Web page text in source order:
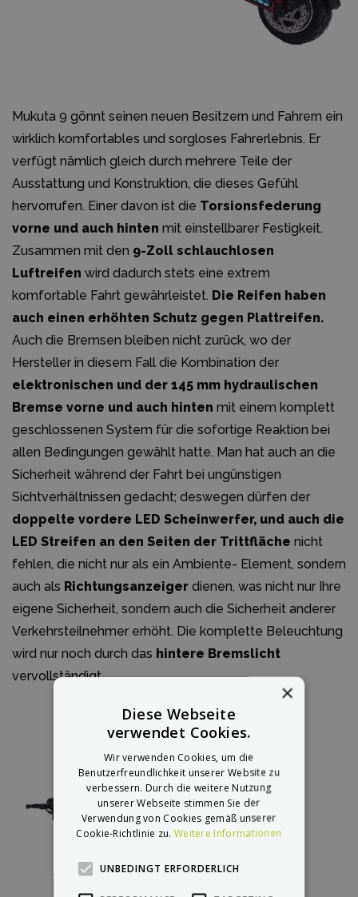
Mukuta 9 gönnt seinen neuen Besitzern und Fahrern ein
wirklich komfortables und sorgloses Fahrerlebnis. Er
verfügt nämlich gleich durch mehrere Teile der
Ausstattung und Konstruktion, die dieses Gefühl
hervorrufen. Einer davon ist die Torsionsfederung
vorne und auch hinten mit einstellbarer Festigkeit.
Zusammen mit den 9-Zoll schlauchlosen
Luftreifen wird dadurch stets eine extrem
komfortable Fahrt gewährleistet. Die Reifen haben
auch einen erhöhten Schutz gegen Plattreifen.
Auch die Bremsen bleiben nicht zurück, wo der
Hersteller in diesem Fall die Kombination der
elektronischen und der 145 mm hydraulischen
Bremse vorne und auch hinten mit einem komplett
geschlossenen System für die sofortige Reaktion bei
allen Bedingungen gewählt hatte. Man hat auch an die
Sicherheit während der Fahrt bei ungünstigen
Sichtverhältnissen gedacht; deswegen dürfen der
doppelte vordere LED Scheinwerfer, und auch die
LED Streifen an den Seiten der Trittfläche nicht
fehlen, die nicht nur als ein Ambiente- Element, sondern
auch als Richtungsanzeiger dienen, was nicht nur Ihre
eigene Sicherheit, sondern auch die Sicherheit anderer
Verkehrsteilnehmer erhöht. Die komplette Beleuchtung
wird nur noch durch das hintere Bremslicht
vervollständigt.
×
Diese Webseite
verwendet Cookies.
Wir verwenden Cookies, um die
Benutzerfreundlichkeit unserer Website zu
verbessern. Durch die weitere Nutzung
unserer Webseite stimmen Sie der
Verwendung von Cookies gemäß unserer
Cookie-Richtlinie zu.Weitere Informationen
UNBEDINGT ERFORDERLICH